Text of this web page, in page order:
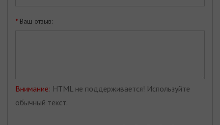
Ваш отзыв:
Внимание: HTML не поддерживается! Используйте
обычный текст.